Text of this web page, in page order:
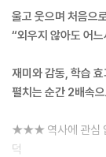
---「p.70, 새로운 왕
좁은 울돌목에서 서
이 광경을 지켜본
승리한 믿기 힘든
---「p.119, 역사상 가
울고 웃으며 처음으
“외우지 않아도 어
재미와 감동, 학습
펼치는 순간 2배속
★★★ 역사에 관심
덕